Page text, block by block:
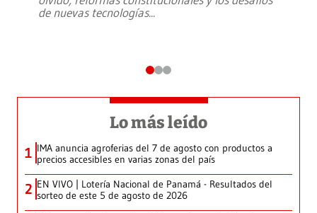
de nuevas tecnologías...
Lo más leído
1 IMA anuncia agroferias del 7 de agosto con productos a
precios accesibles en varias zonas del país
2 EN VIVO | Lotería Nacional de Panamá - Resultados del
sorteo de este 5 de agosto de 2026